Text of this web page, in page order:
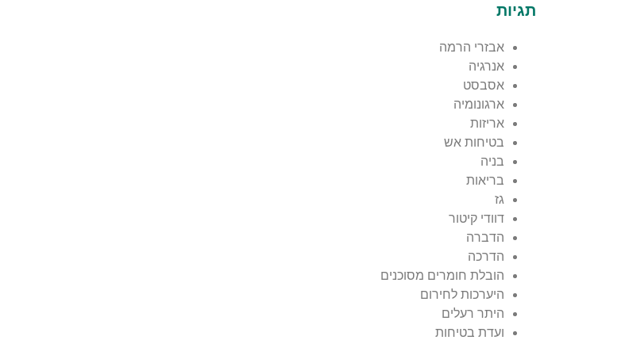
תגיות
אבזרי הרמה
אנרגיה
אסבסט
ארגונומיה
אריזות
בטיחות אש
בניה
בריאות
גז
דוודי קיטור
הדברה
הדרכה
הובלת חומרים מסוכנים
היערכות לחירום
היתר רעלים
ועדת בטיחות